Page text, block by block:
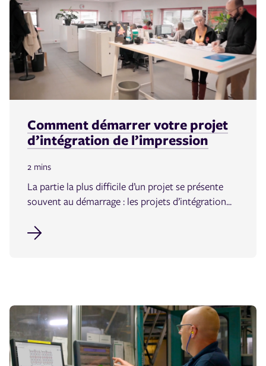
Comment démarrer votre projet
d’intégration de l’impression
2 mins
La partie la plus difficile d’un projet se présente
souvent au démarrage : les projets d’intégration...